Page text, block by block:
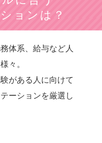
ョンは？
体系、給与など人
々。
がある人に向けて
ーションを厳選 し